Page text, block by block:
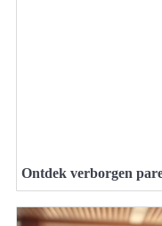
Ontdek verborgen